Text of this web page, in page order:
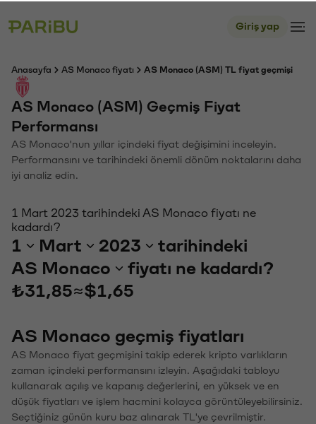
Giriş yap
Anasayfa AS Monaco fiyatı AS Monaco (ASM) TL fiyat geçmişi
AS Monaco (ASM) Geçmiş Fiyat
Performansı
AS Monaco'nun yıllar içindeki fiyat değişimini inceleyin.
Performansını ve tarihindeki önemli dönüm noktalarını daha
iyi analiz edin.
1 Mart 2023 tarihindeki AS Monaco fiyatı ne
kadardı?
1 Mart 2023
tarihindeki
AS Monaco
fiyatı ne kadardı?
₺31,85≈$1,65
AS Monaco geçmiş fiyatları
AS Monaco fiyat geçmişini takip ederek kripto varlıkların
zaman içindeki performansını izleyin. Aşağıdaki tabloyu
kullanarak açılış ve kapanış değerlerini, en yüksek ve en
düşük fiyatları ve işlem hacmini kolayca görüntüleyebilirsiniz.
Seçtiğiniz günün kuru baz alınarak TL'ye çevrilmiştir.